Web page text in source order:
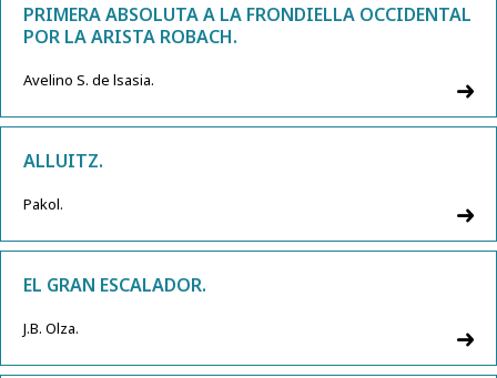
PRIMERA ABSOLUTA A LA FRONDIELLA OCCIDENTAL
POR LA ARISTA ROBACH.
Avelino S. de lsasia.
ALLUITZ.
Pakol.
EL GRAN ESCALADOR.
J.B. Olza.